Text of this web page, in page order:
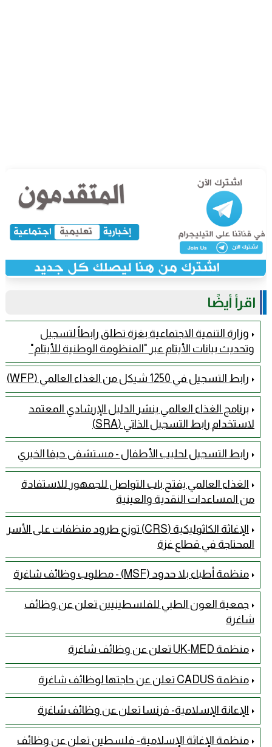
اقرأ أيضًا
وزارة التنمية الاجتماعية بغزة تطلق رابطاً لتسجيل
وتحديث بيانات الأيتام عبر "المنظومة الوطنية للأيتام" ​
رابط التسجيل في 1250 شيكل من الغذاء العالمي (WFP)
برنامج الغذاء العالمي ينشر الدليل الإرشادي المعتمد
لاستخدام رابط التسجيل الذاتي (SRA)
رابط التسجيل لحليب الأطفال - مستشفى حيفا الخيري
الغذاء العالمي يفتح باب التواصل للجمهور للاستفادة
من المساعدات النقدية والعينية
الإغاثة الكاثوليكية (CRS) توزع طرود منظفات على الأسر
المحتاجة في قطاع غزة
منظمة أطباء بلا حدود (MSF) - مطلوب وظائف شاغرة
جمعية العون الطبي للفلسطينيين تعلن عن وظائف
شاغرة
منظمة UK-MED تعلن عن وظائف شاغرة
منظمة CADUS تعلن عن حاجتها لوظائف شاغرة
الإعانة الإسلامية- فرنسا تعلن عن وظائف شاغرة
منظمة الإغاثة الإسلامية- فلسطين تعلن عن وظائف